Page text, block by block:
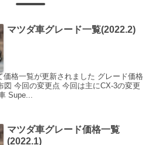
マツダ車グレード一覧(2022.2)
価格一覧が更新されました グレード価格
図 今回の変更点 今回は主にCX-3の変更
Supe...
マツダ車グレード価格一覧
(2022.1)